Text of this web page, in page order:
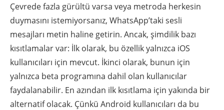
Çevrede fazla gürültü varsa veya metroda herkesin
duymasını istemiyorsanız, WhatsApp’taki sesli
mesajları metin haline getirin. Ancak, şimdilik bazı
kısıtlamalar var: İlk olarak, bu özellik yalnızca iOS
kullanıcıları için mevcut. İkinci olarak, bunun için
yalnızca beta programına dahil olan kullanıcılar
faydalanabilir. En azından ilk kısıtlama için yakında bir
alternatif olacak. Çünkü Android kullanıcıları da bu